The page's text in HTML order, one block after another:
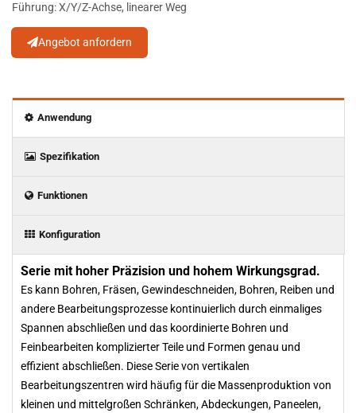
Führung: X/Y/Z-Achse, linearer Weg
Angebot anfordern
Anwendung
Spezifikation
Funktionen
Konfiguration
Serie mit hoher Präzision und hohem Wirkungsgrad.
Es kann Bohren, Fräsen, Gewindeschneiden, Bohren, Reiben und
andere Bearbeitungsprozesse kontinuierlich durch einmaliges
Spannen abschließen und das koordinierte Bohren und
Feinbearbeiten komplizierter Teile und Formen genau und
effizient abschließen. Diese Serie von vertikalen
Bearbeitungszentren wird häufig für die Massenproduktion von
kleinen und mittelgroßen Schränken, Abdeckungen, Paneelen,